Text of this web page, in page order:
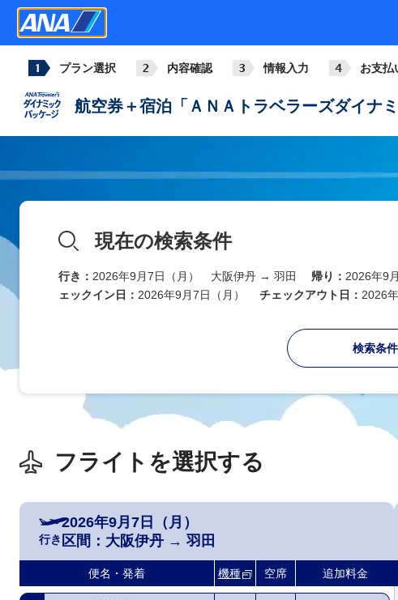
プラン選択 内容確認 情報入力 お支払
航空券＋宿泊「ＡＮＡトラベラーズダイナ
現在の検索条件
行き： 2026年9月7日（月） 大阪伊丹 → 羽田 帰り： 2026年9
ェックイン日： 2026年9月7日（月） チェックアウト日： 2026
検索条
フライトを選択する
行き
2026年9月7日（月）
区間： 大阪伊丹 → 羽田
便名・発着 機種 空席 追加料金
ANA014
07:30
大阪伊丹
08:45 772 +1,500円